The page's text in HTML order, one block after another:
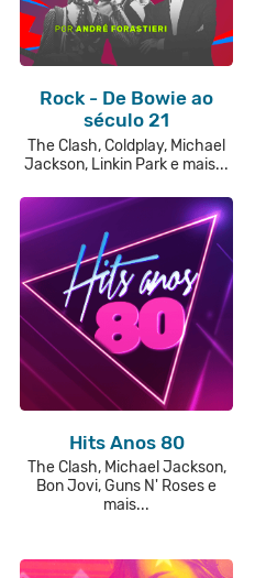
Rock - De Bowie ao
século 21
The Clash, Coldplay, Michael
Jackson, Linkin Park e mais...
Hits Anos 80
The Clash, Michael Jackson,
Bon Jovi, Guns N' Roses e
mais...